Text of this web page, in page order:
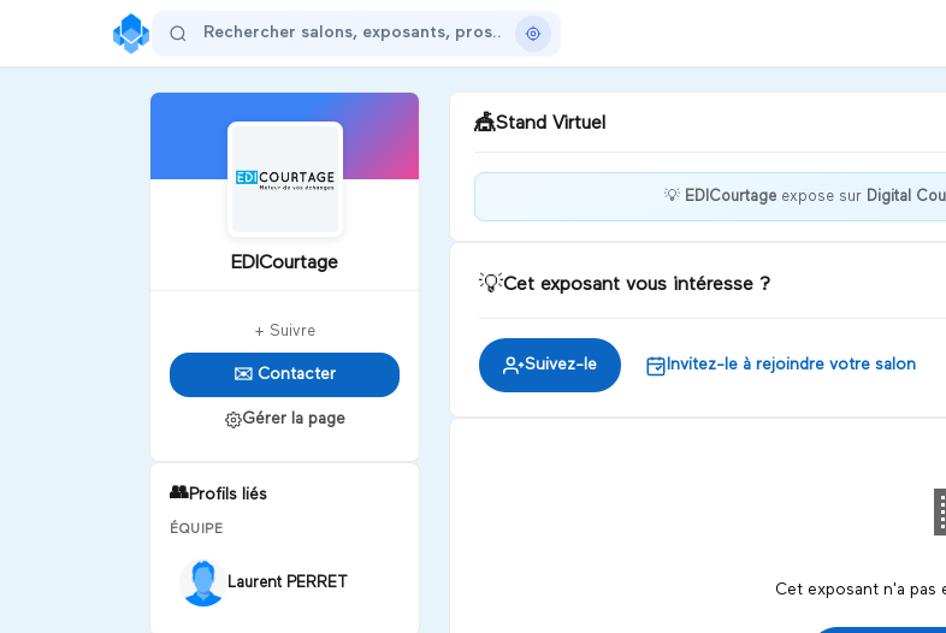
EDICourtage
+ Suivre
✉️ Contacter
Gérer la page
👥Profils liés
ÉQUIPE
Laurent PERRET
🎪Stand Virtuel
💡 EDICourtageexpose sur Digital
💡Cet exposant vous intéresse ?
Suivez-le Invitez-le à rejoindre votre salon
Cet exposant n'a pas